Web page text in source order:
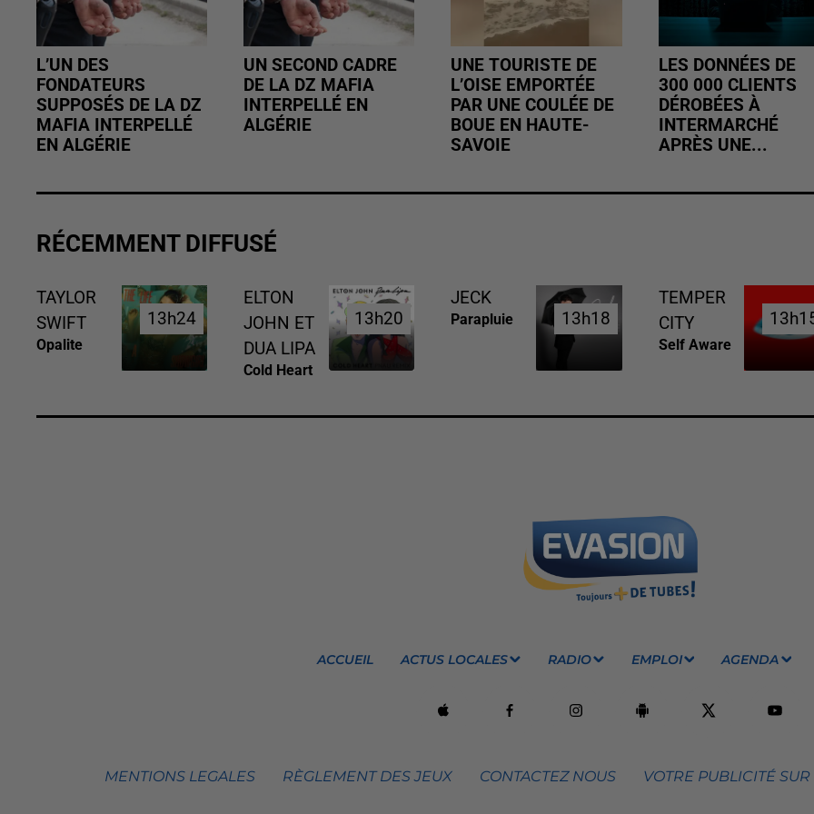
L’UN DES
FONDATEURS
SUPPOSÉS DE LA DZ
MAFIA INTERPELLÉ
EN ALGÉRIE
UN SECOND CADRE
DE LA DZ MAFIA
INTERPELLÉ EN
ALGÉRIE
UNE TOURISTE DE
L’OISE EMPORTÉE
PAR UNE COULÉE DE
BOUE EN HAUTE-
SAVOIE
LES DONNÉES DE
300 000 CLIENTS
DÉROBÉES À
INTERMARCHÉ
APRÈS UNE...
RÉCEMMENT DIFFUSÉ
TAYLOR
SWIFT
Opalite
13h24
13h24
ELTON
JOHN ET
DUA LIPA
Cold Heart
13h20
13h20
JECK
Parapluie 13h18
13h18
TEMPER
CITY
Self Aware
ACCUEIL ACTUS LOCALES RADIO EMPLOI AGENDA
MENTIONS LEGALES RÈGLEMENT DES JEUX CONTACTEZ NOUS VOTRE PUBLICITÉ